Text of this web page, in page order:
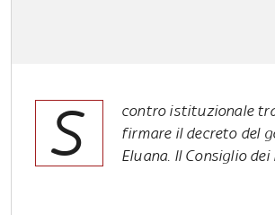
S
contro istituzionale
firmare il decreto del
Eluana. Il Consiglio